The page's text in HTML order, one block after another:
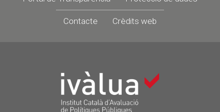
Contacte Crèdits web